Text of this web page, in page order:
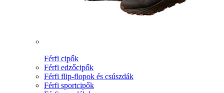
Férfi cipők
Férfi edzőcipők
Férfi flip-flopok és csúszdák
Férfi sportcipők